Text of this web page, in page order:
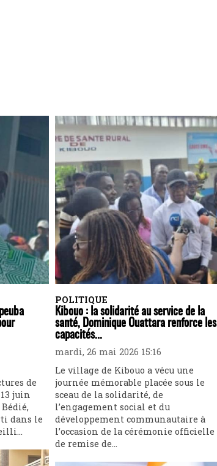
de
juin
dans le
POLITIQUE
Kibouo : la solidarité au service de la
santé, Dominique Ouattara renforce les
capacités...
mardi, 26 mai 2026 15:16
Le village de Kibouo a vécu une
journée mémorable placée sous le
sceau de la solidarité, de
l’engagement social et du
développement communautaire à
l’occasion de la cérémonie officielle
de remise de...